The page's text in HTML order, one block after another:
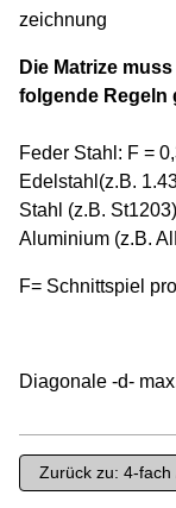
Die Matrize
folgende Regeln
Feder Stahl: F =
Edelstahl(z.B.
Stahl (z.B.
Aluminium (z.B.
F= Schnittspiel
Diagonale -d-
Zurück zu: 4-